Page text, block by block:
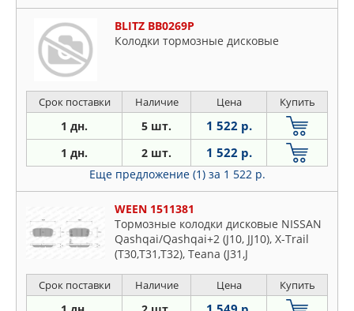
BLITZ BB0269P
Колодки тормозные дисковые
Срок поставки Наличие Цена Купить
1 дн. 5 шт. 1 522 р.
1 дн. 2 шт. 1 522 р.
Еще предложение (1) за 1 522 р.
WEEN 1511381
Тормозные колодки дисковые NISSAN
Qashqai/Qashqai+2 (J10, JJ10), X-Trail
(T30,T31,T32), Teana (J31,J
Срок поставки Наличие Цена Купить